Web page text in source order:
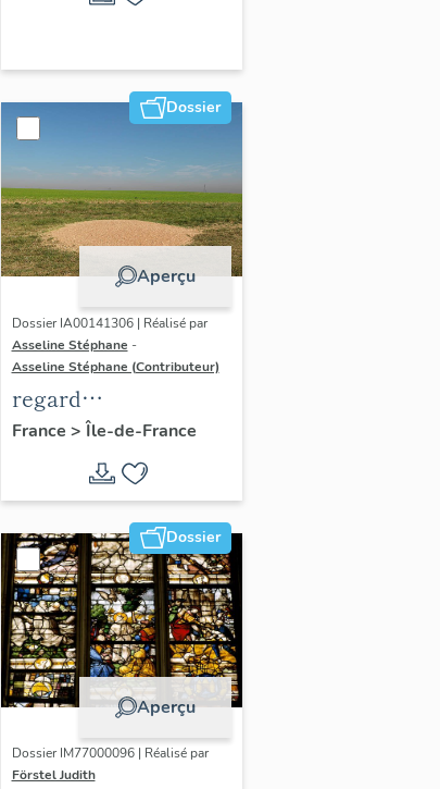
Dossier
Aperçu
Dossier IA00141306 | Réalisé par
Asseline Stéphane -
Asseline Stéphane (Contributeur)
regard
photographique sur
les paysages de la
Plaine de France.
France > Île-de-France
Dossier
Aperçu
Dossier IM77000096 | Réalisé par
Förstel Judith